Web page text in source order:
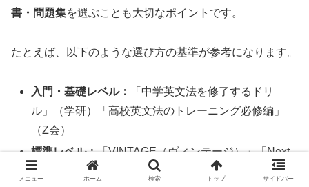
書・問題集を選ぶことも大切なポイントです。
たとえば、以下のような選び方の基準が参考になります。
入門・基礎レベル：
「中学英文法を修了するドリ
ル」（学研）「高校英文法のトレーニング必修編」
（Z会）
標準レベル：「VINTAGE（ヴィンテージ）」「Next
Stage（ネクステージ）」
メニュー ホーム 検索 トップ サイドバー